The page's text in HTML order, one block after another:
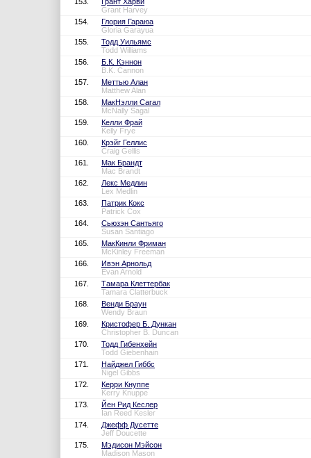
Grant Harvey
154.
Глория Гараюа
Gloria Garayua
155.
Тодд Уильямс
Todd Williams
156.
Б.К. Кэннон
B.K. Cannon
157.
Меттью Алан
Matthew Alan
158.
МакНэлли Сагал
McNally Sagal
159.
Келли Фрай
Kelly Frye
160.
Крэйг Геллис
Craig Gellis
161.
Мак Брандт
Mac Brandt
162.
Лекс Медлин
Lex Medlin
163.
Патрик Кокс
Patrick Cox
164.
Сьюзэн Сантьяго
Susan Santiago
165.
МакКинли Фриман
McKinley Freeman
166.
Ивэн Арнольд
Evan Arnold
167.
Тамара Клеттербак
Tamara Clatterbuck
168.
Венди Браун
Wendy Braun
169.
Кристофер Б. Дункан
Christopher B. Duncan
170.
Тодд Гибенхейн
Todd Giebenhain
171.
Найджел Гиббс
Nigel Gibbs
172.
Керри Кнуппе
Kerry Knuppe
173.
Йен Рид Кеслер
Ian Reed Kesler
174.
Джефф Дусетте
Jeff Doucette
175.
Мэдисон Мэйсон
Madison Mason